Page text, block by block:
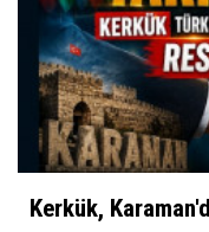
Kerkük,